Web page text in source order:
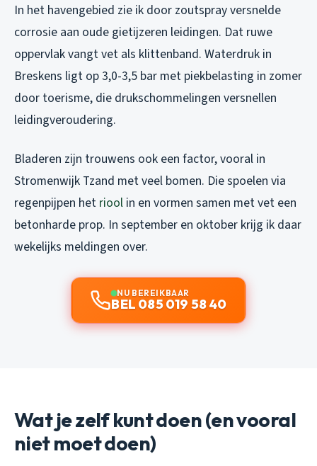
In het havengebied zie ik door zoutspray versnelde
corrosie aan oude gietijzeren leidingen. Dat ruwe
oppervlak vangt vet als klittenband. Waterdruk in
Breskens ligt op 3,0-3,5 bar met piekbelasting in zomer
door toerisme, die drukschommelingen versnellen
leidingveroudering.
Bladeren zijn trouwens ook een factor, vooral in
Stromenwijk Tzand met veel bomen. Die spoelen via
regenpijpen het riool in en vormen samen met vet een
betonharde prop. In september en oktober krijg ik daar
wekelijks meldingen over.
NU BEREIKBAAR
BEL 085 019 58 40
Wat je zelf kunt doen (en vooral
niet moet doen)